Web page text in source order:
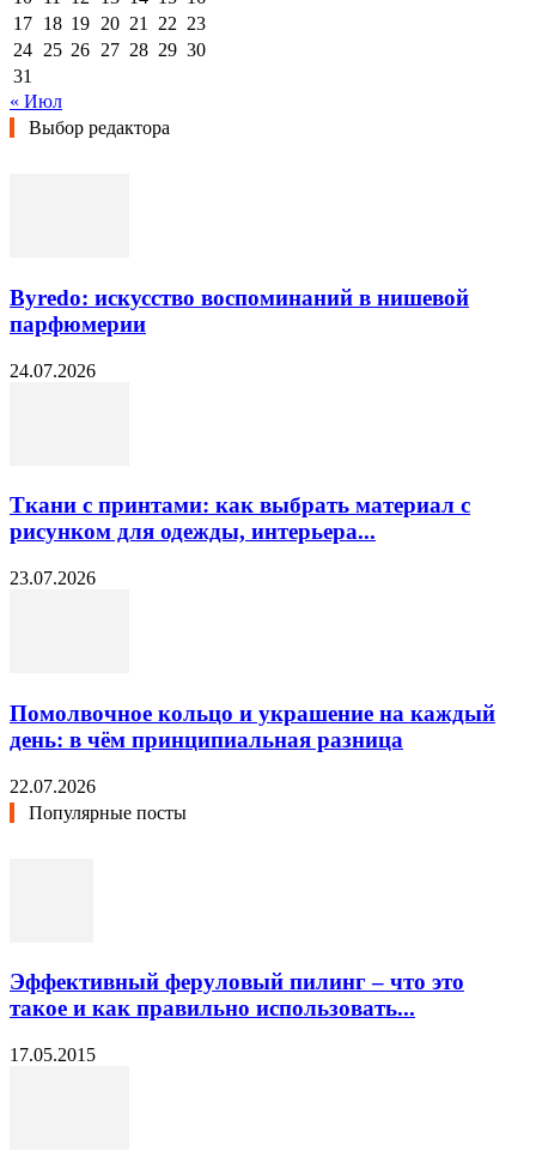
17 18 19 20 21 22 23
24 25 26 27 28 29 30
31
« Июл
Выбор редактора
Byredo: искусство воспоминаний в нишевой
парфюмерии
24.07.2026
Ткани с принтами: как выбрать материал с
рисунком для одежды, интерьера...
23.07.2026
Помолвочное кольцо и украшение на каждый
день: в чём принципиальная разница
22.07.2026
Популярные посты
Эффективный феруловый пилинг – что это
такое и как правильно использовать...
17.05.2015